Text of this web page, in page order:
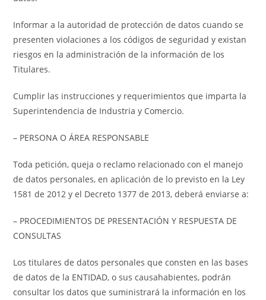
Informar a la autoridad de protección de datos cuando se
presenten violaciones a los códigos de seguridad y existan
riesgos en la administración de la información de los
Titulares.
Cumplir las instrucciones y requerimientos que imparta la
Superintendencia de Industria y Comercio.
– PERSONA O ÁREA RESPONSABLE
Toda petición, queja o reclamo relacionado con el manejo
de datos personales, en aplicación de lo previsto en la Ley
1581 de 2012 y el Decreto 1377 de 2013, deberá enviarse a:
– PROCEDIMIENTOS DE PRESENTACIÓN Y RESPUESTA DE
CONSULTAS
Los titulares de datos personales que consten en las bases
de datos de la ENTIDAD, o sus causahabientes, podrán
consultar los datos que suministrará la información en los